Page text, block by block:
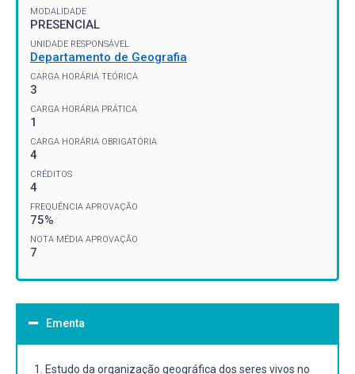
MODALIDADE
PRESENCIAL
UNIDADE RESPONSÁVEL
Departamento de Geografia
CARGA HORÁRIA TEÓRICA
3
CARGA HORÁRIA PRÁTICA
1
CARGA HORÁRIA OBRIGATÓRIA
4
CRÉDITOS
4
FREQUÊNCIA APROVAÇÃO
75%
NOTA MÉDIA APROVAÇÃO
7
Ementa
1. Estudo da organização geográfica dos seres vivos no